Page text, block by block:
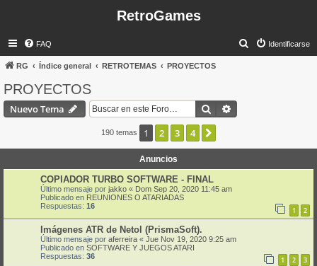
RetroGames
FAQ Identificarse
RG Índice general RETROTEMAS PROYECTOS
PROYECTOS
Nuevo Tema Buscar
190 temas 1 2 3 4
Anuncios
COPIADOR TURBO SOFTWARE - FINAL
Último mensaje por jakko « Dom Sep 20, 2020 11:45 am
Publicado en REUNIONES O ATARIADAS
Respuestas: 16 1 2
Imágenes ATR de Netol (PrismaSoft).
Último mensaje por aferreira « Jue Nov 19, 2020 9:25 am
Publicado en SOFTWARE Y JUEGOS ATARI
Respuestas: 36 1 2 3